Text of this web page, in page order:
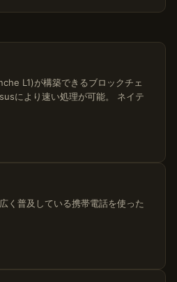
L1)が構築できるブロックチェ
により速い処理が可能。 ネイテ
く普及している携帯電話を使った